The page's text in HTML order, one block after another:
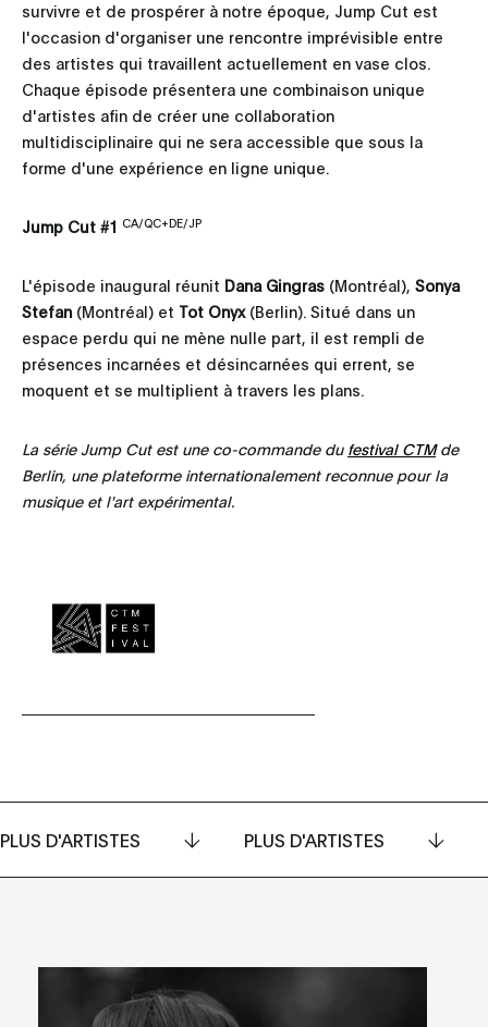
survivre et de prospérer à notre époque, Jump Cut est
l'occasion d'organiser une rencontre imprévisible entre
des artistes qui travaillent actuellement en vase clos.
Chaque épisode présentera une combinaison unique
d'artistes afin de créer une collaboration
multidisciplinaire qui ne sera accessible que sous la
forme d'une expérience en ligne unique.
Jump Cut #1 CA/QC+DE/JP
L'épisode inaugural réunit Dana Gingras (Montréal), Sonya
Stefan (Montréal) et Tot Onyx (Berlin). Situé dans un
espace perdu qui ne mène nulle part, il est rempli de
présences incarnées et désincarnées qui errent, se
moquent et se multiplient à travers les plans.
La série Jump Cut est une co-commande du festival CTMde
Berlin, une plateforme internationalement reconnue pour la
musique et l'art expérimental.
PLUS D'ARTISTES PLUS D'ARTISTES